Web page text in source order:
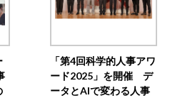
「第4回科学的人事アワ
ード2025」を開催 デ
ータとAIで変わる人事